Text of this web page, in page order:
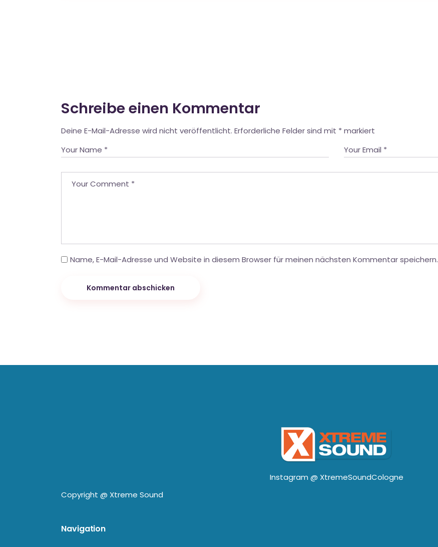
Schreibe einen Kommentar
Deine E-Mail-Adresse wird nicht veröffentlicht. Erforderliche Felder sind mit * markiert
Name, E-Mail-Adresse und Website in diesem Browser für meinen nächsten Kommentar speichern.
Kommentar abschicken
Instagram @ XtremeSoundCologne
Copyright @ Xtreme Sound
Navigation